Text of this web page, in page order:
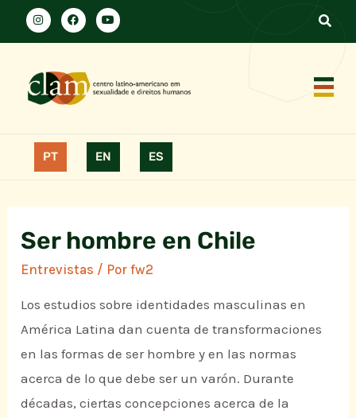
PT EN ES
Ser hombre en Chile
Entrevistas / Porfw2
Los estudios sobre identidades masculinas en
América Latina dan cuenta de transformaciones
en las formas de ser hombre y en las normas
acerca de lo que debe ser un varón. Durante
décadas, ciertas concepciones acerca de la